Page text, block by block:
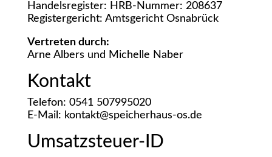
Han­dels­re­gis­ter: HRB-Num­mer: 208637
Regis­ter­ge­richt: Amts­ge­richt Osnabrück
Ver­tre­ten durch:
Arne Albers und Michel­le Naber
Kon­takt
Tele­fon: 0541 507995020
E‑Mail: kontakt@speicherhaus-os.de
Umsatz­steu­er-ID